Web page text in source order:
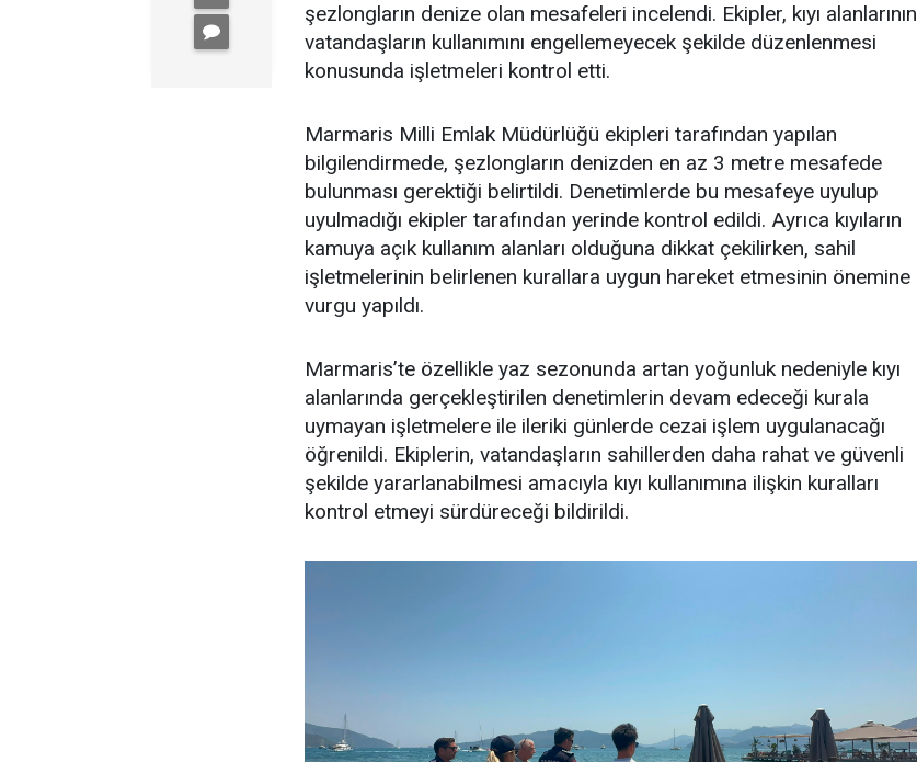
şezlongların denize olan mesafeleri incelendi. Ekipler, kıyı alanlarının
vatandaşların kullanımını engellemeyecek şekilde düzenlenmesi
konusunda işletmeleri kontrol etti.
Marmaris Milli Emlak Müdürlüğü ekipleri tarafından yapılan
bilgilendirmede, şezlongların denizden en az 3 metre mesafede
bulunması gerektiği belirtildi. Denetimlerde bu mesafeye uyulup
uyulmadığı ekipler tarafından yerinde kontrol edildi. Ayrıca kıyıların
kamuya açık kullanım alanları olduğuna dikkat çekilirken, sahil
işletmelerinin belirlenen kurallara uygun hareket etmesinin önemine
vurgu yapıldı.
Marmaris’te özellikle yaz sezonunda artan yoğunluk nedeniyle kıyı
alanlarında gerçekleştirilen denetimlerin devam edeceği kurala
uymayan işletmelere ile ileriki günlerde cezai işlem uygulanacağı
öğrenildi. Ekiplerin, vatandaşların sahillerden daha rahat ve güvenli
şekilde yararlanabilmesi amacıyla kıyı kullanımına ilişkin kuralları
kontrol etmeyi sürdüreceği bildirildi.